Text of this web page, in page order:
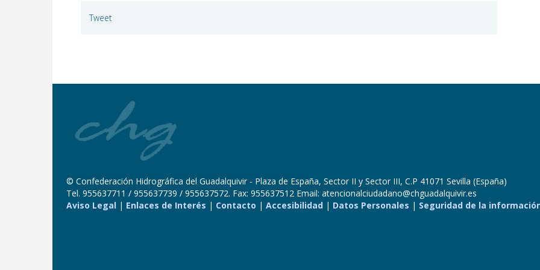
Tweet
© Confederación Hidrográfica del Guadalquivir - Plaza de España, Sector II y Sector III, C.P 41071 Sevilla (España)
Tel. 955637711 / 955637739 / 955637572. Fax: 955637512 Email: atencionalciudadano@chguadalquivir.es
Aviso Legal | Enlaces de Interés | Contacto |Accesibilidad | Datos Personales | Seguridad de la